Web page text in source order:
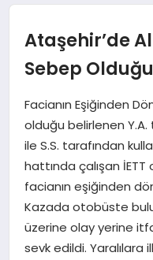
TEKNOLOJI
SPOR
SAĞLIK
EKONOMI
MAGAZIN
EĞITIM
Ataşehir’de
Sebep
Facianın Eşiğinden
olduğu belirlenen
ile S.S. tarafından
hattında çalışan
facianın eşiğinden
Kazada otobüste
üzerine olay yerine
sevk edildi.